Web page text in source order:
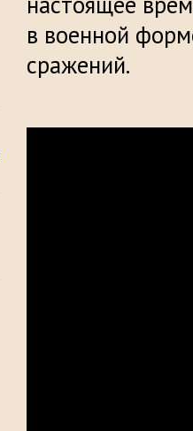
в военной
сражений.